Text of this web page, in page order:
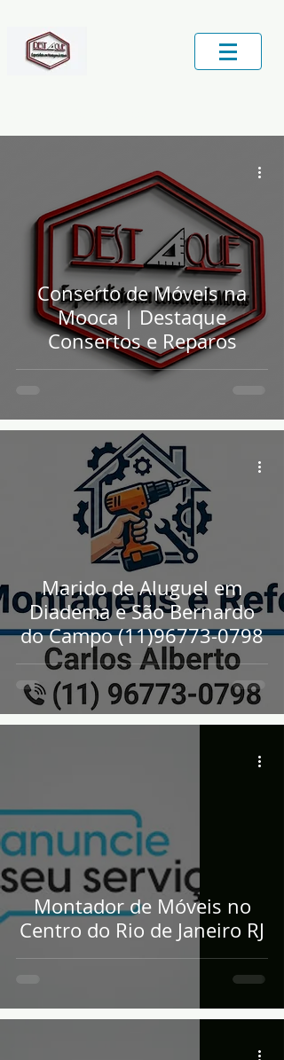
Conserto de Móveis na
Mooca | Destaque
Consertos e Reparos
Marido de Aluguel em
Diadema e São Bernardo
do Campo (11)96773-0798
Montador de Móveis no
Centro do Rio de Janeiro RJ